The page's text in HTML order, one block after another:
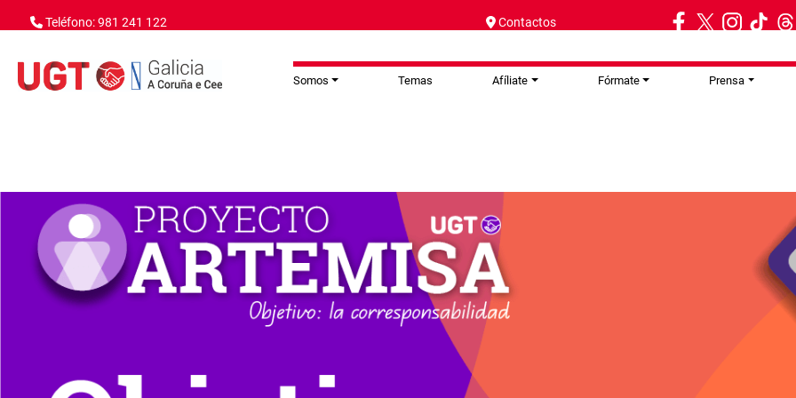
Teléfono: 981 241 122 Contactos
Somos Temas Afíliate Fórmate Prensa